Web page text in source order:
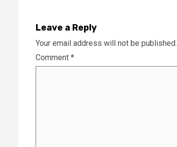
Leave a Reply
Your email address will not be published.
Comment *